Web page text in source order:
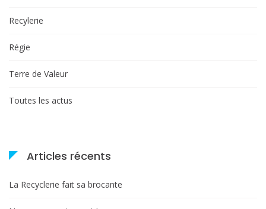
Recylerie
Régie
Terre de Valeur
Toutes les actus
Articles récents
La Recyclerie fait sa brocante